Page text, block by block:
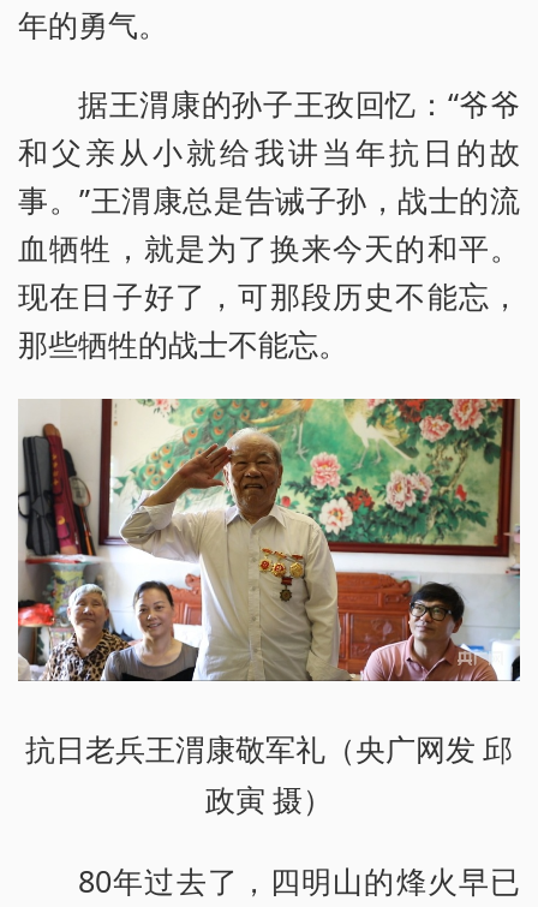
年的勇气。
据王渭康的孙子王孜回忆：“爷爷
和父亲从小就给我讲当年抗日的故
事。”王渭康总是告诫子孙，战士的流
血牺牲，就是为了换来今天的和平。
现在日子好了，可那段历史不能忘，
那些牺牲的战士不能忘。
抗日老兵王渭康敬军礼（央广网发 邱
政寅 摄）
80年过去了，四明山的烽火早已